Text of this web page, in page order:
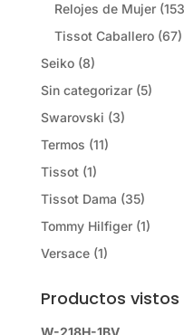
Relojes de Mujer
Tissot Caballero (67)
Seiko (8)
Sin categorizar (5)
Swarovski (3)
Termos (11)
Tissot (1)
Tissot Dama (35)
Tommy Hilfiger (1)
Versace (1)
Productos